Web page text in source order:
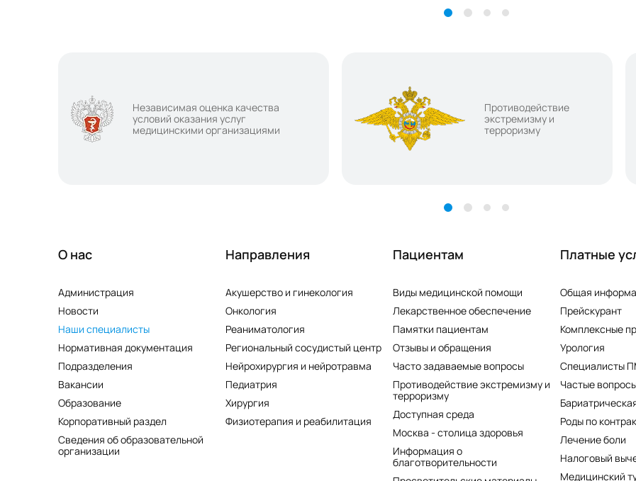
Независимая оценка качества
условий оказания услуг
медицинскими организациями
Противодействие
экстремизму и
терроризму
О нас
Администрация
Новости
Наши специалисты
Нормативная документация
Подразделения
Вакансии
Образование
Корпоративный раздел
Сведения об образовательной
организации
Направления
Акушерство и гинекология
Онкология
Реаниматология
Региональный сосудистый центр
Нейрохирургия и нейротравма
Педиатрия
Хирургия
Физиотерапия и реабилитация
Пациентам
Виды медицинской помощи
Лекарственное обеспечение
Памятки пациентам
Отзывы и обращения
Часто задаваемые вопросы
Противодействие экстремизму и
терроризму
Доступная среда
Москва - столица здоровья
Информация о
благотворительности
Платные
Общая
Прейскурант
Комплексные
Урология
Специалисты
Частые
Роды по
Лечение боли
Налоговый
Медицинский